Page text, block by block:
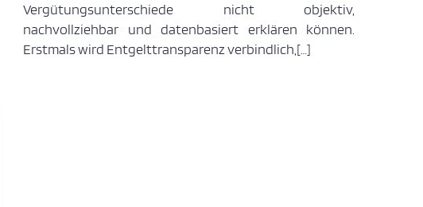
Vergütungsunterschiede nicht objektiv,
nachvollziehbar und datenbasiert erklären können.
Erstmals wird Entgelttransparenz verbindlich,[…]